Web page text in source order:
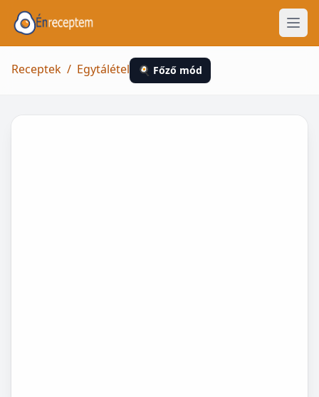
Receptek / Egytálétel 🍳 Főző mód